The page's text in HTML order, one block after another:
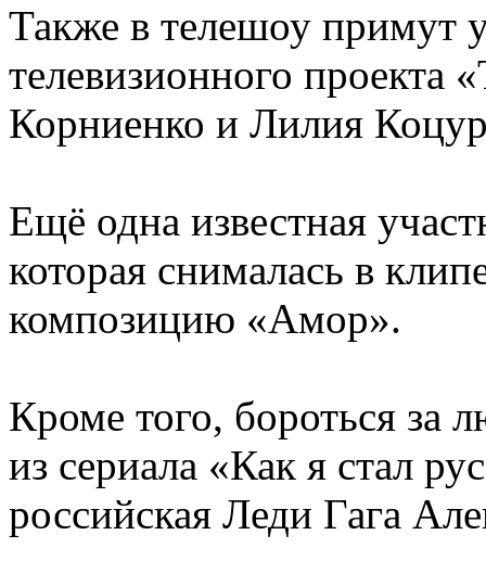
Также в телешоу примут
телевизионного проекта
Корниенко и Лилия
Ещё одна известная
которая снималась в
композицию «Амор».
Кроме того, бороться за
из сериала «Как я стал
российская Леди Гага